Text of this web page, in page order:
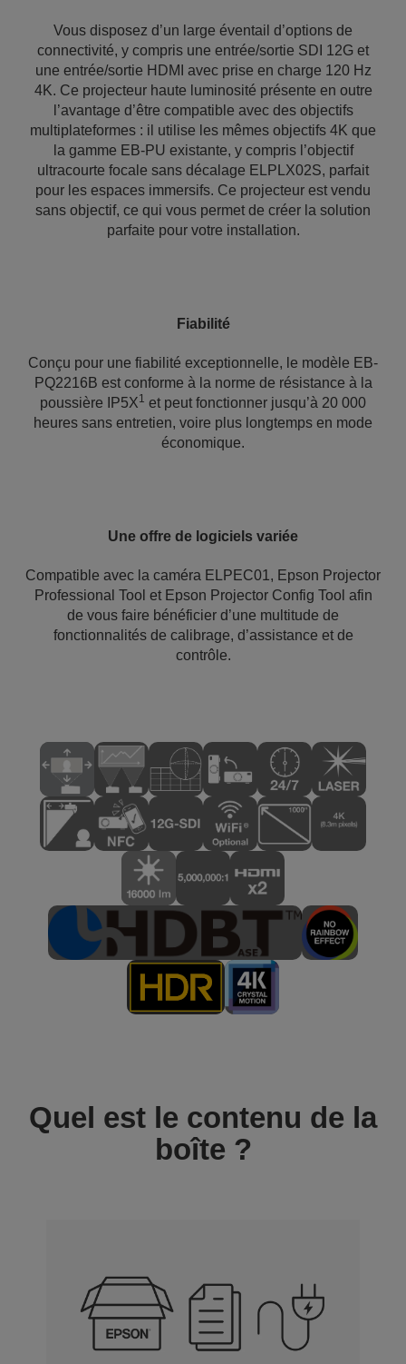
Vous disposez d’un large éventail d’options de
connectivité, y compris une entrée/sortie SDI 12G et
une entrée/sortie HDMI avec prise en charge 120 Hz
4K. Ce projecteur haute luminosité présente en outre
l’avantage d’être compatible avec des objectifs
multiplateformes : il utilise les mêmes objectifs 4K que
la gamme EB-PU existante, y compris l’objectif
ultracourte focale sans décalage ELPLX02S, parfait
pour les espaces immersifs. Ce projecteur est vendu
sans objectif, ce qui vous permet de créer la solution
parfaite pour votre installation.
Fiabilité
Conçu pour une fiabilité exceptionnelle, le modèle EB-
PQ2216B est conforme à la norme de résistance à la
poussière IP5X1 et peut fonctionner jusqu’à 20 000
heures sans entretien, voire plus longtemps en mode
économique.
Une offre de logiciels variée
Compatible avec la caméra ELPEC01, Epson Projector
Professional Tool et Epson Projector Config Tool afin
de vous faire bénéficier d’une multitude de
fonctionnalités de calibrage, d’assistance et de
contrôle.
Quel est le contenu de la
boîte ?